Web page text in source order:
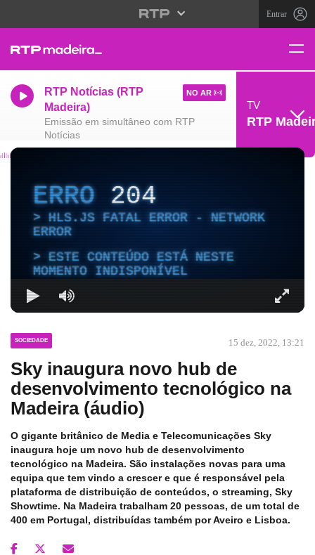
Entrar
RTP Notícias (RTP
Madeira)
Emissão em simultâneo com RTP
Notícias
NO AR
TV
RTP
ERRO204
HLS.JS FATAL ERROR - NETWORK
ERROR
ESTE CONTEÚDO ESTÁ NESTE
MOMENTO INDISPONÍVEL
SOCIEDADE 15 dez, 2022, 13:21
Sky inaugura novo hub de
desenvolvimento tecnológico na
Madeira (áudio)
O gigante britânico de Media e Telecomunicações Sky
inaugura hoje um novo hub de desenvolvimento
tecnológico na Madeira. São instalações novas para uma
equipa que tem vindo a crescer e que é responsável pela
plataforma de distribuição de conteúdos, o streaming, Sky
Showtime. Na Madeira trabalham 20 pessoas, de um total de
400 em Portugal, distribuídas também por Aveiro e Lisboa.